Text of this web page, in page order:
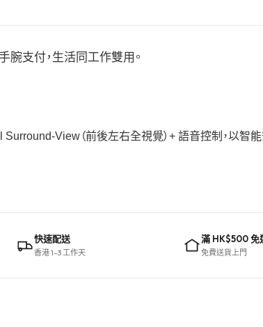
支付，生活同工作雙用。
View（前後左右全視覺）+ 語音控制，以智
快速配送
香港 1–3 工作天
滿 HK$500 免
免費送貨上門